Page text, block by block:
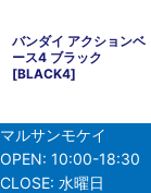
バンダイ アクションベ
ース4 ブラック
[BLACK4]
マルサンモケイ
OPEN: 10:00-18:30
CLOSE: 水曜日